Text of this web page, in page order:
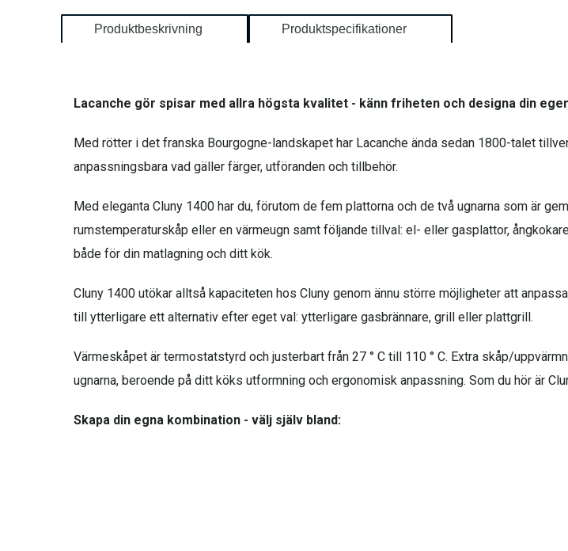
Produktbeskrivning Produktspecifikationer
Lacanche gör spisar med allra högsta kvalitet - känn friheten och designa din
Med rötter i det franska Bourgogne-landskapet har Lacanche ända sedan 1800-talet
anpassningsbara vad gäller färger, utföranden och tillbehör.
Med eleganta Cluny 1400 har du, förutom de fem plattorna och de två ugnarna som är
rumstemperaturskåp eller en värmeugn samt följande tillval: el- eller gasplattor,
både för din matlagning och ditt kök.
Cluny 1400 utökar alltså kapaciteten hos Cluny genom ännu större möjligheter att
till ytterligare ett alternativ efter eget val: ytterligare gasbrännare, grill eller plattgrill.
Värmeskåpet är termostatstyrd och justerbart från 27 ° C till 110 ° C. Extra skåp/
ugnarna, beroende på ditt köks utformning och ergonomisk anpassning. Som du hör är
Skapa din egna kombination - välj själv bland: